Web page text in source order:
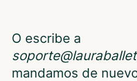
O escribe a
mandamos de